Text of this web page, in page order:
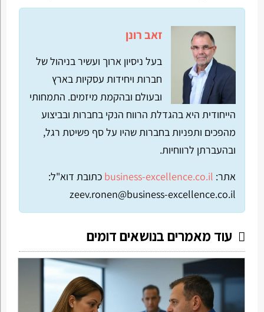
זאב רונן
בעל ניסיון ארוך ועשיר בניהול של
חברות ויחידות עסקיות בארץ
ובעולם ובהקמת מיזמים. התמחותי
הייחודית היא בהגדלת הרווח הנקי בחברות ובביצוע
מהפכים ותפניות בחברות שהיו על סף פשיטת רגל,
ובהעברתן לרווחיות.
אתר: business-excellence.co.il כתובת דוא"ל:
zeev.ronen@business-excellence.co.il
עוד מאמרים בנושאים דומים